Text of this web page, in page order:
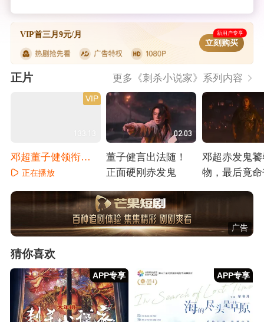
VIP首三月9元/月 新用户专享
立刻购买
正片 更多《刺杀小说家》系列内容
133:13
VIP
邓超董子健领衔双
世界热血开战
正在播放
02:03
董子健言出法随！
正面硬刚赤发鬼
邓超赤发鬼
物，最后竟
广告
猜你喜欢
APP专享 APP专享